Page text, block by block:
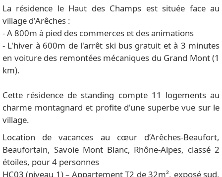
La résidence le Haut des Champs est située face au
village d'Arêches :
- A 800m à pied des commerces et des animations
- L'hiver à 600m de l'arrêt ski bus gratuit et à 3 minutes
en voiture des remontées mécaniques du Grand Mont (1
km).
Cette résidence de standing compte 11 logements au
charme montagnard et profite d'une superbe vue sur le
village.
Location de vacances au cœur d’Arêches-Beaufort,
Beaufortain, Savoie Mont Blanc, Rhône-Alpes, classé 2
étoiles, pour 4 personnes
HC03 (niveau 1) – Appartement T2 de 32m², exposé sud,